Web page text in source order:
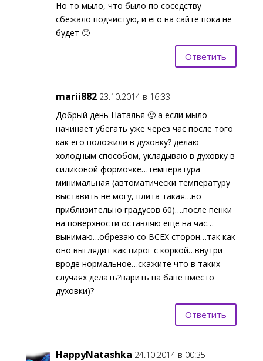
Но то мыло, что было по соседству
сбежало подчистую, и его на сайте пока не
будет 🙂
Ответить
marii882 23.10.2014 в 16:33
Добрый день Наталья 🙂 а если мыло
начинает убегать уже через час после того
как его положили в духовку? делаю
холодным способом, укладываю в духовку в
силиконой формочке…температура
минимальная (автоматически температуру
выставить не могу, плита такая…но
приблизительно градусов 60)….после пенки
на поверхности оставляю еще на час…
вынимаю…обрезаю со ВСЕХ сторон…так как
оно выглядит как пирог с коркой…внутри
вроде нормальное…скажите что в таких
случаях делать?варить на бане вместо
духовки)?
Ответить
HappyNatashka 24.10.2014 в 00:35